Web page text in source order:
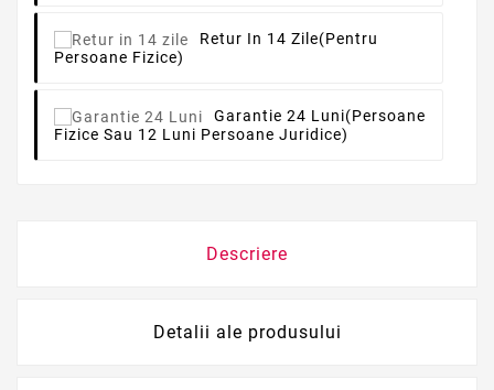
Retur In 14 Zile(pentru
Persoane Fizice)
Garantie 24 Luni(persoane
Fizice Sau 12 Luni Persoane Juridice)
Descriere
Detalii ale produsului